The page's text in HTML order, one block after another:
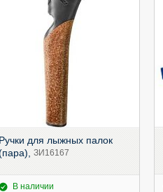
Ручки для лыжных палок
ЗИ16167
В наличии